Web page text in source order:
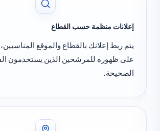
إعلانات منظمة حسب القطاع
يتم ربط إعلانك بالقطاع والموقع المناسبين، مما
على ظهوره للمرشحين الذين يستخدمون الفلاتر
الصحيحة.